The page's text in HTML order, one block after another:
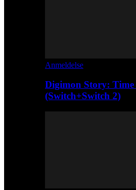
Anmeldelse
Digimon Story: Time
(Switch+Switch 2)